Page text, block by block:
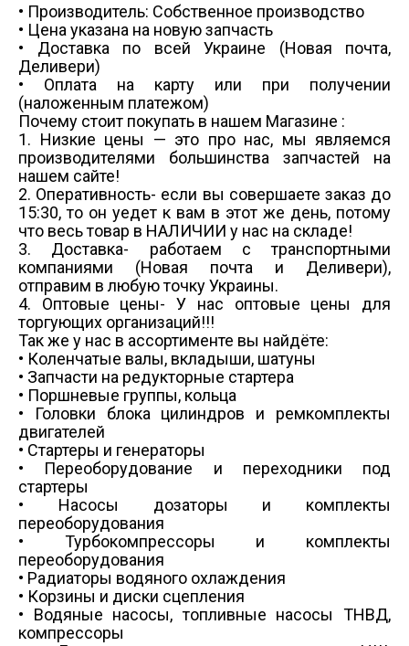
• Производитель: Собственное производство
• Цена указана на новую запчасть
• Доставка по всей Украине (Новая почта,
Деливери)
• Оплата на карту или при получении
(наложенным платежом)
Почему стоит покупать в нашем Магазине :
1. Низкие цены — это про нас, мы являемся
производителями большинства запчастей на
нашем сайте!
2. Оперативность- если вы совершаете заказ до
15:30, то он уедет к вам в этот же день, потому
что весь товар в НАЛИЧИИ у нас на складе!
3. Доставка- работаем с транспортными
компаниями (Новая почта и Деливери),
отправим в любую точку Украины.
4. Оптовые цены- У нас оптовые цены для
торгующих организаций!!!
Так же у нас в ассортименте вы найдёте:
• Коленчатые валы, вкладыши, шатуны
• Запчасти на редукторные стартера
• Поршневые группы, кольца
• Головки блока цилиндров и ремкомплекты
двигателей
• Стартеры и генераторы
• Переоборудование и переходники под
стартеры
• Насосы дозаторы и комплекты
переоборудования
• Турбокомпрессоры и комплекты
переоборудования
• Радиаторы водяного охлаждения
• Корзины и диски сцепления
• Водяные насосы, топливные насосы ТНВД,
компрессоры